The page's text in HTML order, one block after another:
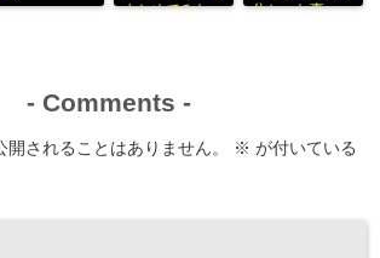
まとめてみた
分かった事
- Comments -
されることはありません。 ※ が付いている